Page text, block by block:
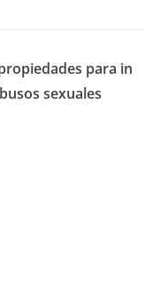
para in
sexuales